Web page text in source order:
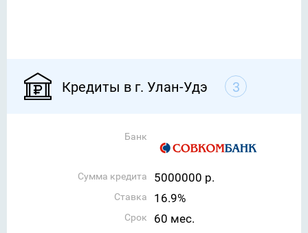
Кредиты в г. Улан-Удэ 3
Банк
Сумма кредита 5000000 р.
Ставка 16.9%
Срок 60 мес.